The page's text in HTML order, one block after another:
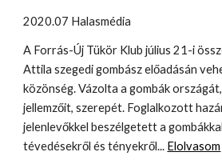
2020.07 Halasmédia
A Forrás-Új Tükör Klub július 21-i
Attila szegedi gombász előadásán
közönség. Vázolta a gombák
jellemzőit, szerepét. Foglalkozott
jelenlevőkkel beszélgetett a
tévedésekről és tényekről... Elolvasom